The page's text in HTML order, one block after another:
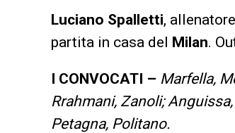
Luciano Spalletti,
partita in casa del Milan.
I CONVOCATI – Marfella,
Rrahmani, Zanoli;
Petagna, Politano.